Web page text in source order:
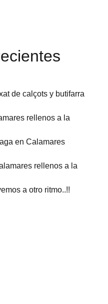
de calçots y butifarra
rellenos a la
en Calamares
rellenos a la
a otro ritmo..!!